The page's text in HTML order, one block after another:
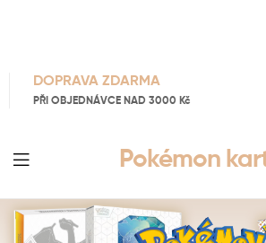
DOPRAVA ZDARMA
PŘI OBJEDNÁVCE NAD 3000 Kč
Pokémon